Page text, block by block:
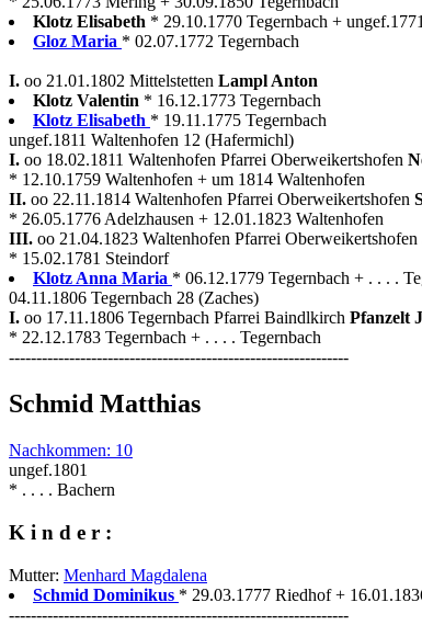
Klotz Elisabeth * 29.10.1770 Tegernbach +
Gloz Maria * 02.07.1772 Tegernbach
I. oo 21.01.1802 Mittelstetten Lampl Anton
Klotz Valentin * 16.12.1773 Tegernbach
Klotz Elisabeth * 19.11.1775 Tegernbach
ungef.1811 Waltenhofen 12 (Hafermichl)
I. oo 18.02.1811 Waltenhofen Pfarrei Oberweikertshofen
* 12.10.1759 Waltenhofen + um 1814 Waltenhofen
II. oo 22.11.1814 Waltenhofen Pfarrei Oberweikertshofen
* 26.05.1776 Adelzhausen + 12.01.1823 Waltenhofen
III. oo 21.04.1823 Waltenhofen Pfarrei Oberweikertshofen
* 15.02.1781 Steindorf
Klotz Anna Maria * 06.12.1779 Tegernbach + . . . .
04.11.1806 Tegernbach 28 (Zaches)
I. oo 17.11.1806 Tegernbach Pfarrei Baindlkirch Pfanzelt
* 22.12.1783 Tegernbach + . . . . Tegernbach
--------------------------------------------------------------
Schmid Matthias
Nachkommen: 10
ungef.1801
* . . . . Bachern
K i n d e r :
Mutter: Menhard Magdalena
Schmid Dominikus * 29.03.1777 Riedhof +
--------------------------------------------------------------